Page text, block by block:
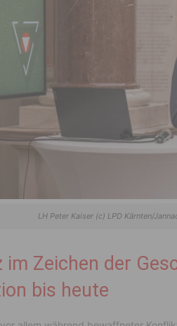
LH Peter Kaiser (c) LPD Kärnten/
Zeichen der
bis heute